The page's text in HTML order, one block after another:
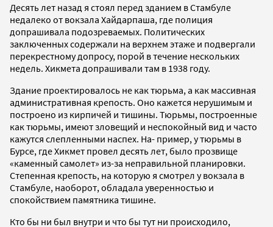
Десять лет назад я стоял перед зданием в Стамбуле
недалеко от вокзала Хайдарпаша, где полиция
допрашивала подозреваемых. Политических
заключенных содержали на верхнем этаже и подвергали
перекрестному допросу, порой в течение нескольких
недель. Хикмета допрашивали там в 1938 году.
Здание проектировалось не как тюрьма, а как массивная
административная крепость. Оно кажется нерушимым и
построено из кирпичей и тишины. Тюрьмы, построенные
как тюрьмы, имеют зловещий и неспокойный вид и часто
кажутся слепленными наспех. На- пример, у тюрьмы в
Бурсе, где Хикмет провел десять лет, было прозвище
«каменный самолет» из-за неправильной планировки.
Степенная крепость, на которую я смотрел у вокзала в
Стамбуле, наоборот, обладала уверенностью и
спокойствием памятника тишине.
Кто бы ни был внутри и что бы тут ни происходило,